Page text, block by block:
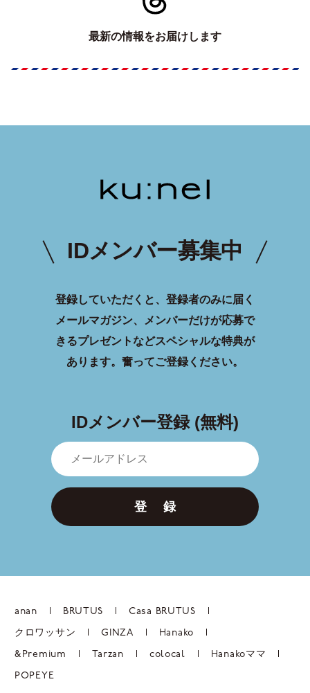
最新の情報をお届けします
IDメンバー募集中
登録していただくと、登録者のみに届く
メールマガジン、メンバーだけが応募で
きるプレゼントなどスペシャルな特典が
あります。 奮ってご登録ください。
IDメンバー登録 (無料)
登 録
anan BRUTUS Casa BRUTUS
クロワッサン GINZA Hanako
&Premium Tarzan colocal Hanakoママ
POPEYE